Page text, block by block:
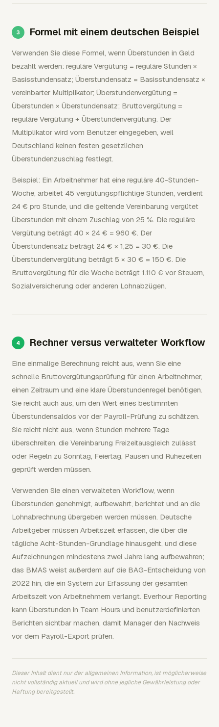
Formel mit einem deutschen Beispiel
Verwenden Sie diese Formel, wenn Überstunden in Geld
bezahlt werden: reguläre Vergütung = reguläre Stunden ×
Basisstundensatz; Überstundensatz = Basisstundensatz ×
vereinbarter Multiplikator; Überstundenvergütung =
Überstunden × Überstundensatz; Bruttovergütung =
reguläre Vergütung + Überstundenvergütung. Der
Multiplikator wird vom Benutzer eingegeben, weil
Deutschland keinen festen gesetzlichen
Überstundenzuschlag festlegt.
Beispiel: Ein Arbeitnehmer hat eine reguläre 40-Stunden-
Woche, arbeitet 45 vergütungspflichtige Stunden, verdient
24 € pro Stunde, und die geltende Vereinbarung vergütet
Überstunden mit einem Zuschlag von 25 %. Die reguläre
Vergütung beträgt 40 × 24 € = 960 €. Der
Überstundensatz beträgt 24 € × 1,25 = 30 €. Die
Überstundenvergütung beträgt 5 × 30 € = 150 €. Die
Bruttovergütung für die Woche beträgt 1.110 € vor Steuern,
Sozialversicherung oder anderen Lohnabzügen.
Rechner versus verwalteter Workflow
Eine einmalige Berechnung reicht aus, wenn Sie eine
schnelle Bruttovergütungsprüfung für einen Arbeitnehmer,
einen Zeitraum und eine klare Überstundenregel benötigen.
Sie reicht auch aus, um den Wert eines bestimmten
Überstundensaldos vor der Payroll-Prüfung zu schätzen.
Sie reicht nicht aus, wenn Stunden mehrere Tage
überschreiten, die Vereinbarung Freizeitausgleich zulässt
oder Regeln zu Sonntag, Feiertag, Pausen und Ruhezeiten
geprüft werden müssen.
Verwenden Sie einen verwalteten Workflow, wenn
Überstunden genehmigt, aufbewahrt, berichtet und an die
Lohnabrechnung übergeben werden müssen. Deutsche
Arbeitgeber müssen Arbeitszeit erfassen, die über die
tägliche Acht-Stunden-Grundlage hinausgeht, und diese
Aufzeichnungen mindestens zwei Jahre lang aufbewahren;
das BMAS weist außerdem auf die BAG-Entscheidung von
2022 hin, die ein System zur Erfassung der gesamten
Arbeitszeit von Arbeitnehmern verlangt. Everhour Reporting
kann Überstunden in Team Hours und benutzerdefinierten
Berichten sichtbar machen, damit Manager den Nachweis
vor dem Payroll-Export prüfen.
Dieser Inhalt dient nur der allgemeinen Information, ist möglicherweise
nicht vollständig aktuell und wird ohne jegliche Gewährleistung oder
Haftung bereitgestellt.